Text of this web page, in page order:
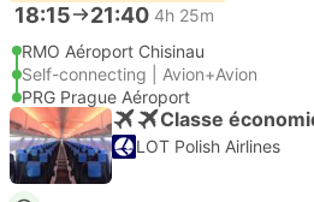
18:15 21:40 4h 25m
RMO Aéroport Chisinau
Self-connecting | Avion+Avion
PRG Prague Aéroport
Classe
LOT Polish Airlines